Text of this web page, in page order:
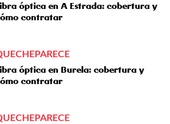
óptica en A Estrada: cobertura y
contratar
óptica en Burela: cobertura y
contratar